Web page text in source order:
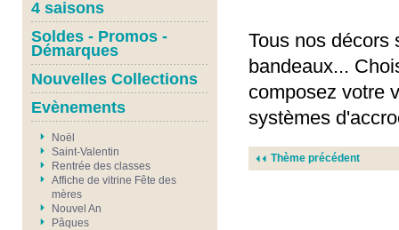
4 saisons
Soldes - Promos -
Démarques
Nouvelles Collections
Evènements
Noël
Saint-Valentin
Rentrée des classes
Affiche de vitrine Fête des
mères
Nouvel An
Pâques
Tous nos décors
bandeaux...
composez votre
systèmes
Thème précédent